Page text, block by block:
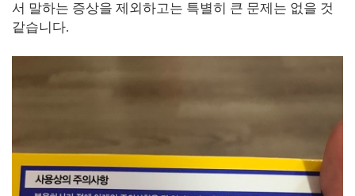
서 말하는 증상을 제외하고는 특별히 큰 문제는 없을 것
같습니다.